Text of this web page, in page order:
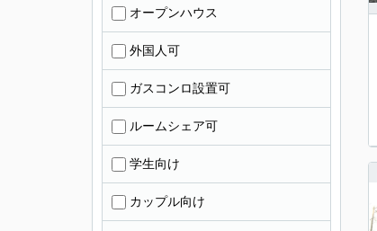
オープンハウス
外国人可
ガスコンロ設置可
ルームシェア可
学生向け
カップル向け